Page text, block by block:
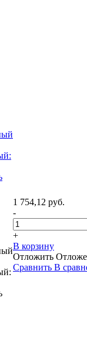
1 754,12 руб.
-
+
В корзину
Отложить
Сравнить В